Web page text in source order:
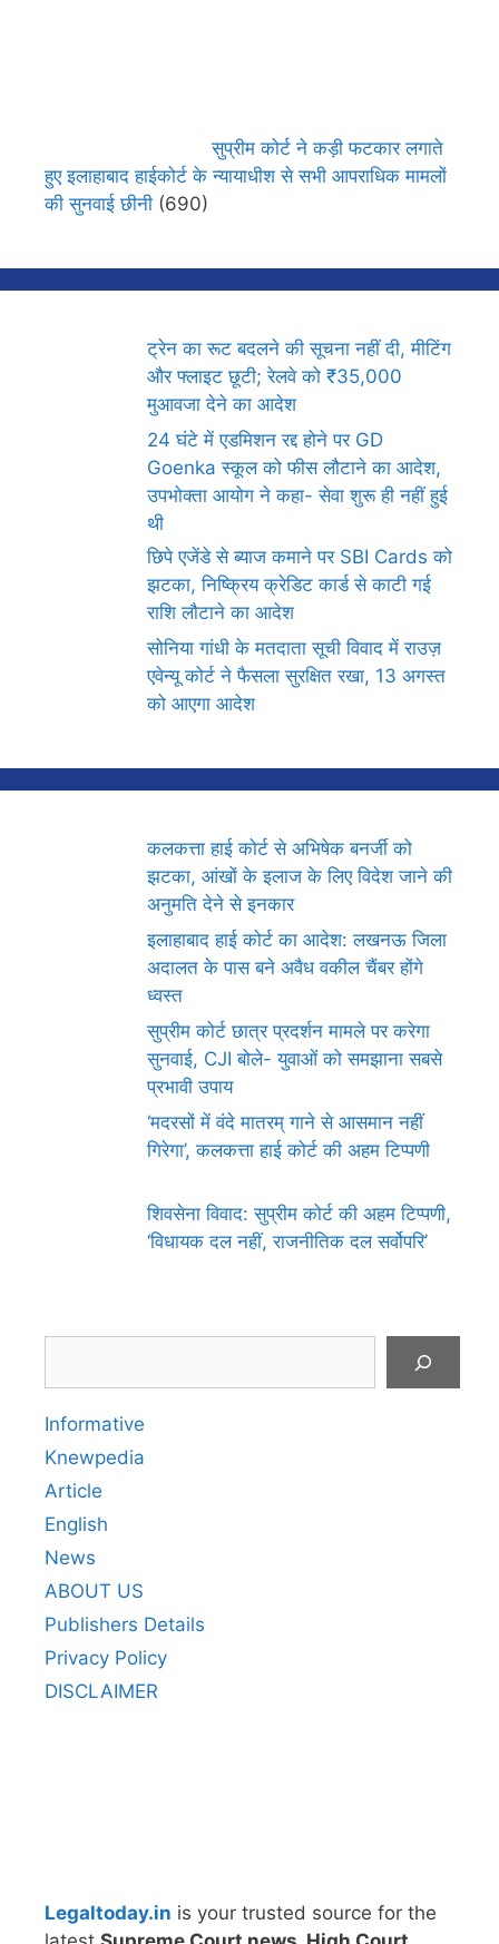
सुप्रीम कोर्ट ने कड़ी फटकार लगाते
हुए इलाहाबाद हाईकोर्ट के न्यायाधीश से सभी आपराधिक मामलों
की सुनवाई छीनी (690)
ट्रेन का रूट बदलने की सूचना नहीं दी, मीटिंग
और फ्लाइट छूटी; रेलवे को ₹35,000
मुआवजा देने का आदेश
24 घंटे में एडमिशन रद्द होने पर GD
Goenka स्कूल को फीस लौटाने का आदेश,
उपभोक्ता आयोग ने कहा- सेवा शुरू ही नहीं हुई
थी
छिपे एजेंडे से ब्याज कमाने पर SBI Cards को
झटका, निष्क्रिय क्रेडिट कार्ड से काटी गई
राशि लौटाने का आदेश
सोनिया गांधी के मतदाता सूची विवाद में राउज़
एवेन्यू कोर्ट ने फैसला सुरक्षित रखा, 13 अगस्त
को आएगा आदेश
कलकत्ता हाई कोर्ट से अभिषेक बनर्जी को
झटका, आंखों के इलाज के लिए विदेश जाने की
अनुमति देने से इनकार
इलाहाबाद हाई कोर्ट का आदेश: लखनऊ जिला
अदालत के पास बने अवैध वकील चैंबर होंगे
ध्वस्त
सुप्रीम कोर्ट छात्र प्रदर्शन मामले पर करेगा
सुनवाई, CJI बोले- युवाओं को समझाना सबसे
प्रभावी उपाय
‘मदरसों में वंदे मातरम् गाने से आसमान नहीं
गिरेगा’, कलकत्ता हाई कोर्ट की अहम टिप्पणी
शिवसेना विवाद: सुप्रीम कोर्ट की अहम टिप्पणी,
‘विधायक दल नहीं, राजनीतिक दल सर्वोपरि’
Informative
Knewpedia
Article
English
News
ABOUT US
Publishers Details
Privacy Policy
DISCLAIMER
Legaltoday.in is your trusted source for the